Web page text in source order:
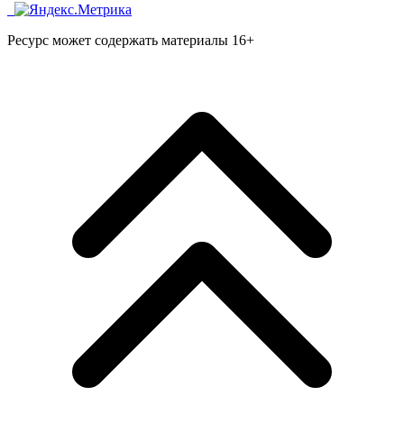
Ресурс может содержать материалы 16+